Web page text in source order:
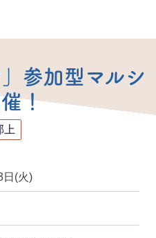
参加型マルシ
！
上
日(火)